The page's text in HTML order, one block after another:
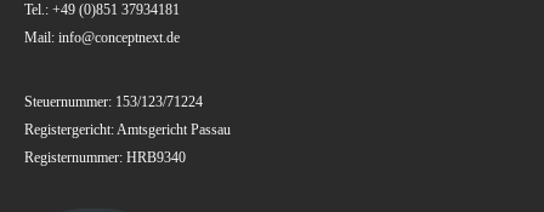
Tel.: +49 (0)851 37934181
Mail: info@conceptnext.de
Steuernummer: 153/123/71224
Registergericht: Amtsgericht Passau
Registernummer: HRB9340